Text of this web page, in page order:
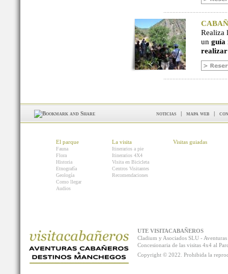
Realiza
un guía
noticias | mapa web |
El parque
Fauna
Flora
Historia
Etnografía
Geología
Como llegar
Audios
La visita
Itinerarios a pie
Itinerarios 4X4
Visita en Bicicleta
Centros Visitantes
Recomendaciones
Visitas guiadas
UTE VISITACABAÑEROS
Cladium y Asociados SLU -
Concesionaria de las visitas 4x4 al
Copyright © 2022. Prohibida la